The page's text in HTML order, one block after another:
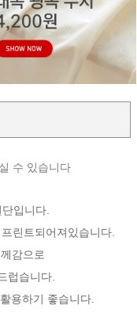
수 있습니다
입니다.
린트되어져있습니다.
감으로
럽습니다.
용하기 좋습니다.